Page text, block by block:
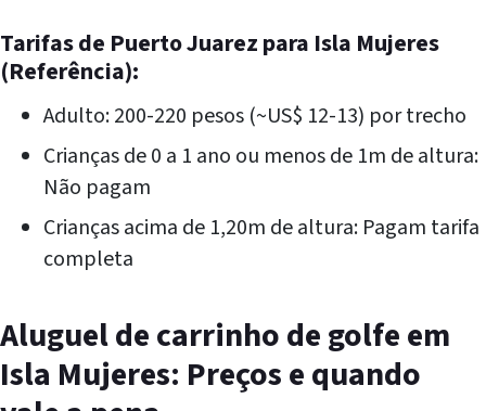
Tarifas de Puerto Juarez para Isla Mujeres
(Referência):
Adulto: 200-220 pesos (~US$ 12-13) por trecho
Crianças de 0 a 1 ano ou menos de 1m de altura:
Não pagam
Crianças acima de 1,20m de altura: Pagam tarifa
completa
Aluguel de carrinho de golfe em
Isla Mujeres: Preços e quando